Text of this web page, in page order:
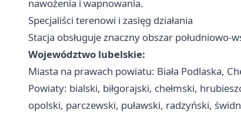
nawożenia i wapnowania.
Specjaliści terenowi i zasięg działania
Stacja obsługuje znaczny obszar południowo-
Województwo lubelskie:
Miasta na prawach powiatu: Biała Podlaska,
Powiaty: bialski, biłgorajski, chełmski,
opolski, parczewski, puławski, radzyński,